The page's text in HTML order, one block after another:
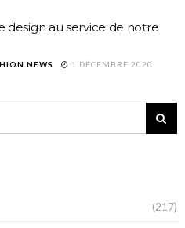
design au service de notre
NEWS 1 DÉCEMBRE 2020
(217)